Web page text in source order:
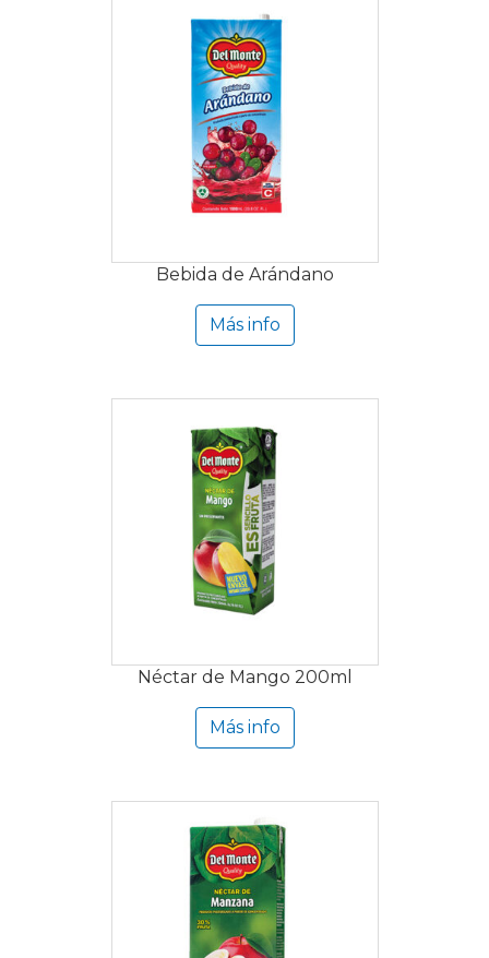
Bebida de Arándano
Más info
Néctar de Mango 200ml
Más info